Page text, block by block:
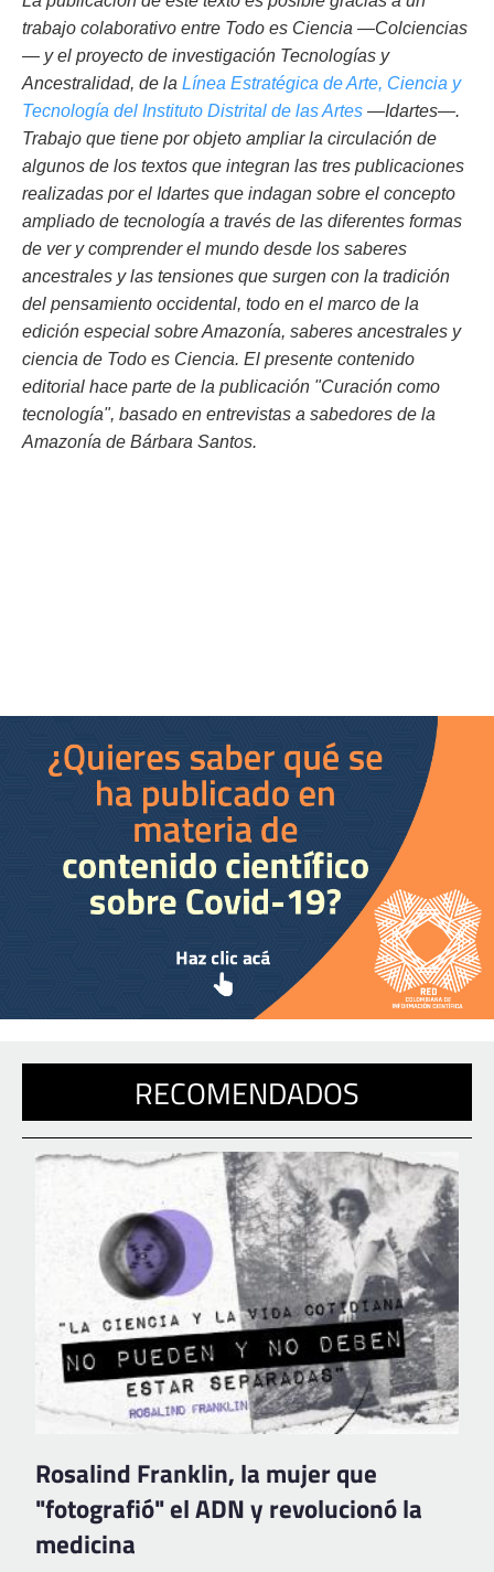
trabajo colaborativo entre Todo es Ciencia —Colciencias
— y el proyecto de investigación Tecnologías y
Ancestralidad, de la Línea Estratégica de Arte, Ciencia y
Tecnología del Instituto Distrital de las Artes —Idartes—.
Trabajo que tiene por objeto ampliar la circulación de
algunos de los textos que integran las tres publicaciones
realizadas por el Idartes que indagan sobre el concepto
ampliado de tecnología a través de las diferentes formas
de ver y comprender el mundo desde los saberes
ancestrales y las tensiones que surgen con la tradición
del pensamiento occidental, todo en el marco de la
edición especial sobre Amazonía, saberes ancestrales y
ciencia de Todo es Ciencia. El presente contenido
editorial hace parte de la publicación "Curación como
tecnología", basado en entrevistas a sabedores de la
Amazonía de Bárbara Santos.
RECOMENDADOS
Rosalind Franklin, la mujer que
"fotografió" el ADN y revolucionó la
medicina